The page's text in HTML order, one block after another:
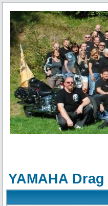
YAMAHA